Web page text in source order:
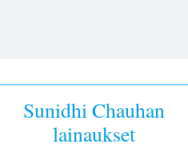
Sunidhi Chauhan
lainaukset